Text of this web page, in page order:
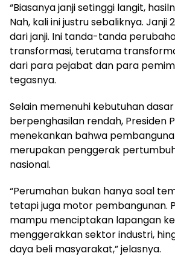
“Biasanya janji setinggi langit,
Nah, kali ini justru sebaliknya. Janji
dari janji. Ini tanda-tanda
transformasi, terutama
dari para pejabat dan para
tegasnya.
Selain memenuhi kebutuhan
berpenghasilan rendah, Presiden
menekankan bahwa
merupakan penggerak
nasional.
“Perumahan bukan hanya soal
tetapi juga motor pembangunan.
mampu menciptakan lapangan
menggerakkan sektor industri,
daya beli masyarakat,” jelasnya.